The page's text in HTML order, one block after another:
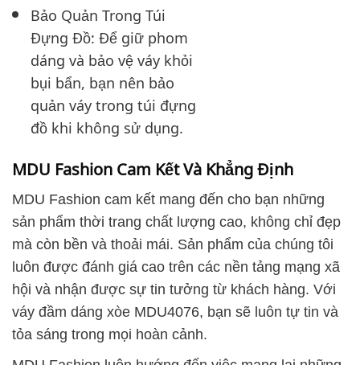
Bảo Quản Trong Túi
Đựng Đồ: Để giữ phom
dáng và bảo vệ váy khỏi
bụi bẩn, bạn nên bảo
quản váy trong túi đựng
đồ khi không sử dụng.
MDU Fashion Cam Kết Và Khẳng Định
MDU Fashion cam kết mang đến cho bạn những
sản phẩm thời trang chất lượng cao, không chỉ đẹp
mà còn bền và thoải mái. Sản phẩm của chúng tôi
luôn được đánh giá cao trên các nền tảng mạng xã
hội và nhận được sự tin tưởng từ khách hàng. Với
váy đầm dáng xòe MDU4076, bạn sẽ luôn tự tin và
tỏa sáng trong mọi hoàn cảnh.